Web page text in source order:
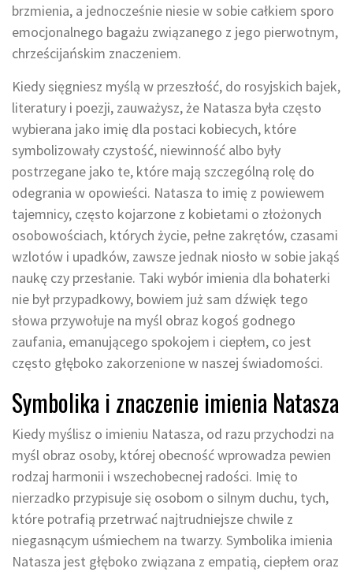
brzmienia, a jednocześnie niesie w sobie całkiem sporo
emocjonalnego bagażu związanego z jego pierwotnym,
chrześcijańskim znaczeniem.
Kiedy sięgniesz myślą w przeszłość, do rosyjskich bajek,
literatury i poezji, zauważysz, że Natasza była często
wybierana jako imię dla postaci kobiecych, które
symbolizowały czystość, niewinność albo były
postrzegane jako te, które mają szczególną rolę do
odegrania w opowieści. Natasza to imię z powiewem
tajemnicy, często kojarzone z kobietami o złożonych
osobowościach, których życie, pełne zakrętów, czasami
wzlotów i upadków, zawsze jednak niosło w sobie jakąś
naukę czy przesłanie. Taki wybór imienia dla bohaterki
nie był przypadkowy, bowiem już sam dźwięk tego
słowa przywołuje na myśl obraz kogoś godnego
zaufania, emanującego spokojem i ciepłem, co jest
często głęboko zakorzenione w naszej świadomości.
Symbolika i znaczenie imienia Natasza
Kiedy myślisz o imieniu Natasza, od razu przychodzi na
myśl obraz osoby, której obecność wprowadza pewien
rodzaj harmonii i wszechobecnej radości. Imię to
nierzadko przypisuje się osobom o silnym duchu, tych,
które potrafią przetrwać najtrudniejsze chwile z
niegasnącym uśmiechem na twarzy. Symbolika imienia
Natasza jest głęboko związana z empatią, ciepłem oraz